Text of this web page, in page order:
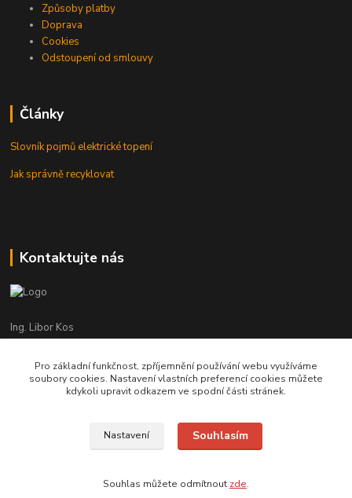
Způsoby platby
Doprava
Cookies
Odstoupení od smlouvy
Články
Slovník pojmů elektrické topení
Jak správně recyklovat
Kontaktujte nás
Ing. Libor Kos
+420 601 555 225
(Po-Pá: 8-17:00 hod.)
info@infrasystemy.cz
infrasystémy s.r.o. 2012-2019
Pro základní funkčnost, zpříjemnění používání webu využíváme
soubory cookies. Nastavení vlastních preferencí cookies můžete
kdykoli upravit odkazem ve spodní části stránek.
Nastavení Souhlasím
Souhlas můžete odmítnout zde.